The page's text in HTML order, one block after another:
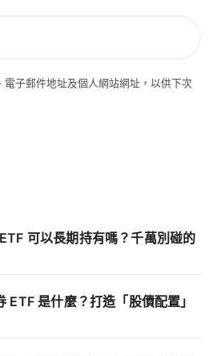
電子郵件地址及個人網站網址，以供下次
可以長期持有嗎？千萬別碰的
ETF 是什麼？打造「股債配置」